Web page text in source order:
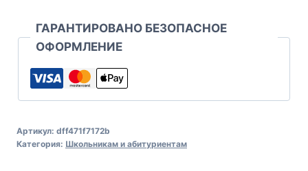
ГАРАНТИРОВАНО БЕЗОПАСНОЕ
ОФОРМЛЕНИЕ
Артикул: dff471f7172b
Категория: Школьникам и абитуриентам